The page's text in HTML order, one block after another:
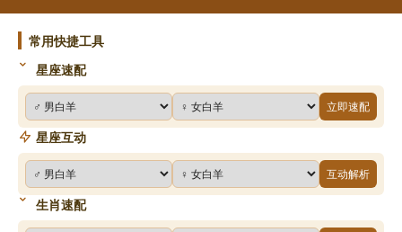
常用快捷工具
星座速配
立即速配
星座互动
互动解析
生肖速配